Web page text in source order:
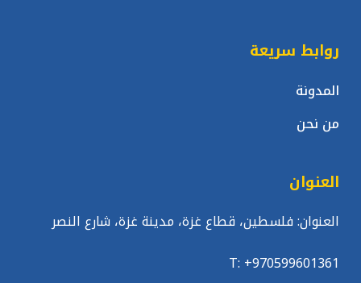
روابط سريعة
المدونة
من نحن
العنوان
العنوان: فلسطين، قطاع غزة، مدينة غزة، شارع النصر
T: +970599601361